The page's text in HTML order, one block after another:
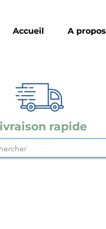
Accueil A propos
rapide